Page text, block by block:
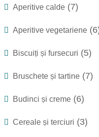
Aperitive calde (7)
Aperitive vegetariene
Biscuiți și fursecuri (5)
Bruschete și tartine (7)
Budinci și creme (6)
Cereale și terciuri (3)